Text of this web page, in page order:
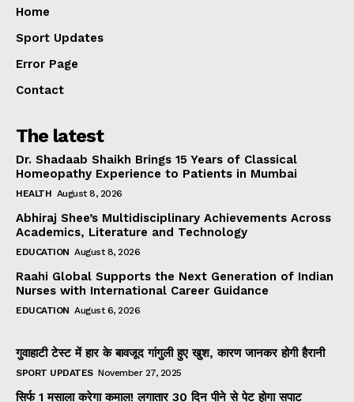
Home
Sport Updates
Error Page
Contact
The latest
Dr. Shadaab Shaikh Brings 15 Years of Classical
Homeopathy Experience to Patients in Mumbai
HEALTH August 8, 2026
Abhiraj Shee’s Multidisciplinary Achievements Across
Academics, Literature and Technology
EDUCATION August 8, 2026
Raahi Global Supports the Next Generation of Indian
Nurses with International Career Guidance
EDUCATION August 6, 2026
गुवाहाटी टेस्ट में हार के बावजूद गांगुली हुए खुश, कारण जानकर होगी हैरानी
SPORT UPDATES November 27, 2025
सिर्फ 1 मसाला करेगा कमाल! लगातार 30 दिन पीने से पेट होगा सपाट